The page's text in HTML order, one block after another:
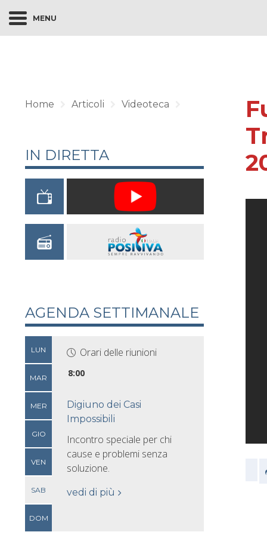
MENU
Home Articoli Videoteca
IN DIRETTA
AGENDA SETTIMANALE
LUN
MAR
MER
GIO
VEN
SAB
DOM
Orari delle riunioni
8:00
Digiuno dei Casi
Impossibili
Incontro speciale per chi
cause e problemi senza
soluzione.
vedi di più